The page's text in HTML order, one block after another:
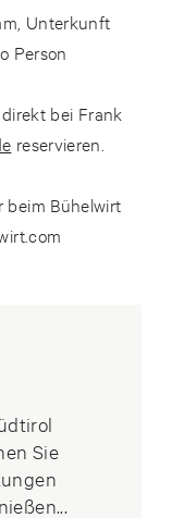
Unterkunft
Person
bei Frank
reservieren.
beim Bühelwirt
Sie